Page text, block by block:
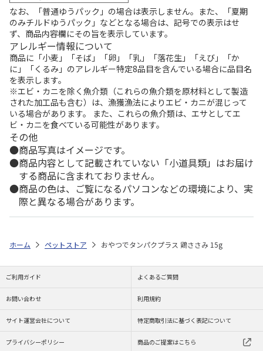
なお、「普通ゆうパック」の場合は表示しません。また、「夏期
のみチルドゆうパック」などとなる場合は、記号での表示はせ
ず、商品内容欄にその旨を表示しています。
アレルギー情報について
商品に「小麦」「そば」「卵」「乳」「落花生」「えび」「か
に」「くるみ」のアレルギー特定8品目を含んでいる場合に品目名
を表示します。
※エビ・カニを除く魚介類（これらの魚介類を原材料として製造
された加工品も含む）は、漁獲漁法によりエビ・カニが混じって
いる場合があります。 また、これらの魚介類は、エサとしてエ
ビ・カニを食べている可能性があります。
その他
商品写真はイメージです。
商品内容として記載されていない「小道具類」はお届け
する商品に含まれておりません。
商品の色は、ご覧になるパソコンなどの環境により、実
際と異なる場合があります。
ホーム ペットストア おやつでタンパクプラス 鶏ささみ 15g
ご利用ガイド よくあるご質問
お問い合わせ 利用規約
サイト運営会社について 特定商取引法に基づく表記について
プライバシーポリシー 商品のご提案はこちら